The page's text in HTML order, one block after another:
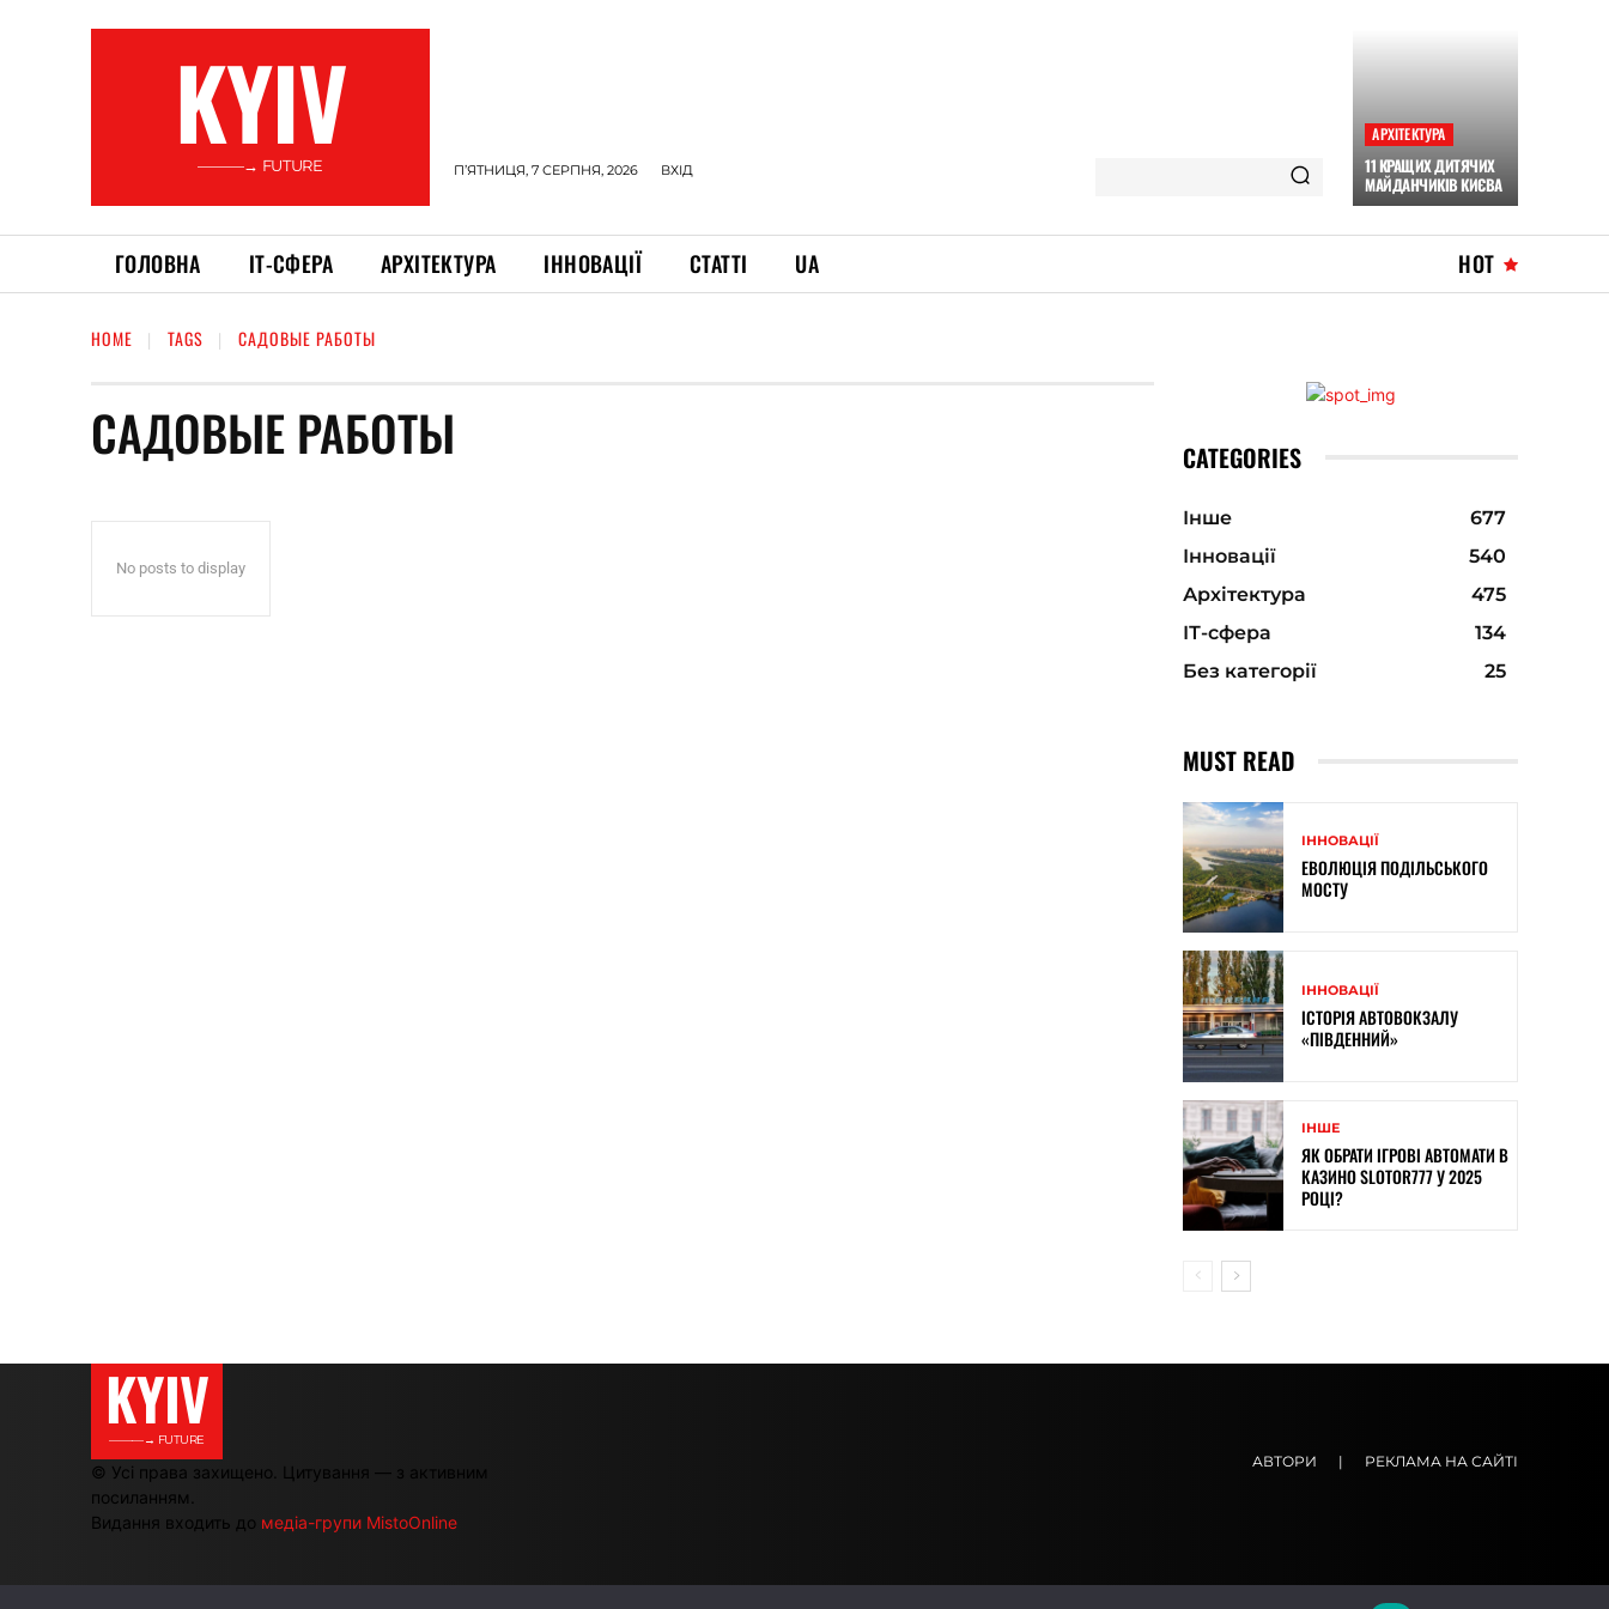
KYIV
———→ FUTURE П’ЯТНИЦЯ, 7 СЕРПНЯ, 2026 ВХІД
АРХІТЕКТУРА
11 КРАЩИХ ДИТЯЧИХ
МАЙДАНЧИКІВ КИЄВА
ГОЛОВНА ІТ-СФЕРА АРХІТЕКТУРА ІННОВАЦІЇ СТАТТІ UA HOT
HOME TAGS САДОВЫЕ РАБОТЫ
САДОВЫЕ РАБОТЫ
No posts to display
CATEGORIES
Інше
677
Інновації
540
Архітектура
475
ІТ-сфера
134
Без категорії
25
MUST READ
ІННОВАЦІЇ
ЕВОЛЮЦІЯ ПОДІЛЬСЬКОГО
МОСТУ
ІННОВАЦІЇ
ІСТОРІЯ АВТОВОКЗАЛУ
«ПІВДЕННИЙ»
ІНШЕ
ЯК ОБРАТИ ІГРОВІ АВТОМАТИ В
КАЗИНО SLOTOR777 У 2025
РОЦІ?
KYIV
———→ FUTURE
© Усі права захищено. Цитування — з активним
посиланням.
Видання входить до медіа-групи MistoOnline
АВТОРИ | РЕКЛАМА НА САЙТІ